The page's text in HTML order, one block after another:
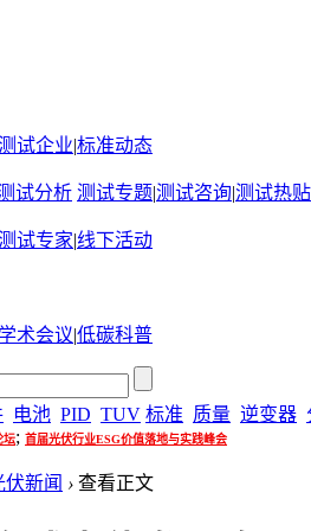
试企业|标准动态
试分析 测试专题|测试咨询|测试热贴
试专家|线下活动
学术会议|低碳科普
电池 PID TUV 标准 质量 逆变器
坛; 首届光伏行业ESG价值落地与实践峰会
伏新闻 › 查看正文